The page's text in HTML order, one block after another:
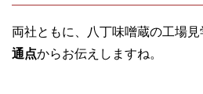
両社ともに、八丁味噌蔵の工場見
通点からお伝えしますね。